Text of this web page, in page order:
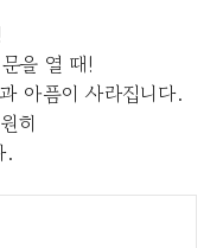
을 열 때!
아픔이 사라집니다.
히
.